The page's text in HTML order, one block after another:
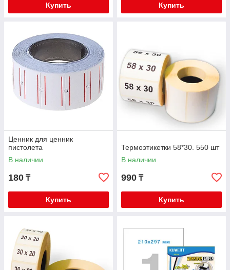
Купить Купить
Ценник для ценник
пистолета
В наличии
180 ₸
Купить
Термоэтикетки 58*30. 550 шт
В наличии
990 ₸
Купить